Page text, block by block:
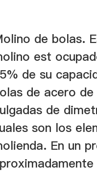
de bolas.
est
de su
de acero de
de
son los
En un